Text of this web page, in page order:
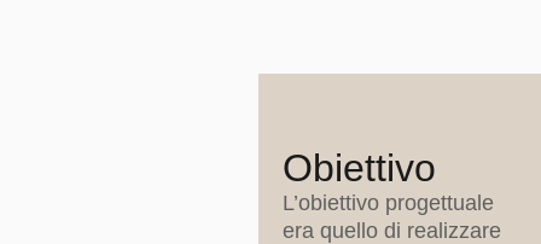
Obiettivo
L’obiettivo progettuale
era quello di realizzare